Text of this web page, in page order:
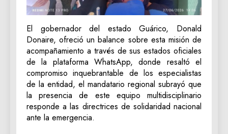
‎El gobernador del estado Guárico, Donald
Donaire, ofreció un balance sobre esta misión de
acompañamiento a través de sus estados oficiales
de la plataforma WhatsApp, donde resaltó el
compromiso inquebrantable de los especialistas
de la entidad, el mandatario regional subrayó que
la presencia de este equipo multidisciplinario
responde a las directrices de solidaridad nacional
ante la emergencia.